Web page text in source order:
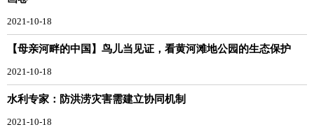
2021-10-18
【母亲河畔的中国】鸟儿当见证，看黄河滩地公园的生态保护
2021-10-18
水利专家：防洪涝灾害需建立协同机制
2021-10-18